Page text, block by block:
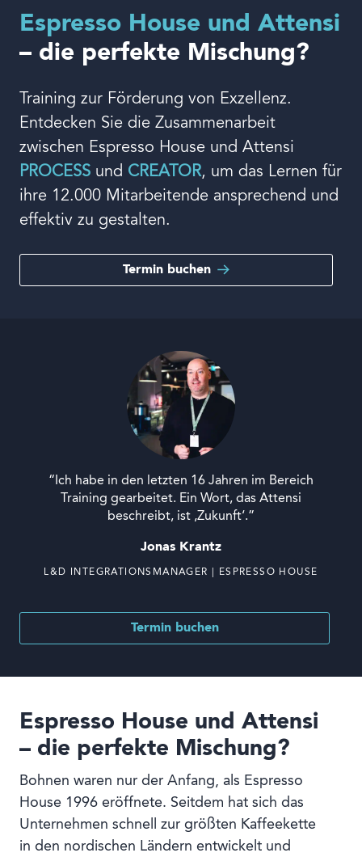
Sprache
Espresso House und Attensi
– die perfekte Mischung?
Training zur Förderung von Exzellenz.
Entdecken Sie die Zusammenarbeit
zwischen Espresso House und Attensi
PROCESS und CREATOR, um das Lernen für
ihre 12.000 Mitarbeitende ansprechend und
effektiv zu gestalten.
Termin buchen
“Ich habe in den letzten 16 Jahren im Bereich
Training gearbeitet. Ein Wort, das Attensi
beschreibt, ist ‚Zukunft‘.”
Jonas Krantz
L&D INTEGRATIONSMANAGER | ESPRESSO HOUSE
Termin buchen
Espresso House und Attensi
– die perfekte Mischung?
Bohnen waren nur der Anfang, als Espresso
House 1996 eröffnete. Seitdem hat sich das
Unternehmen schnell zur größten Kaffeekette
in den nordischen Ländern entwickelt und